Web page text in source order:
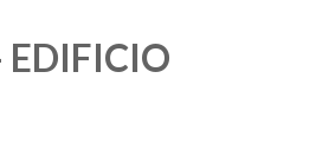
EDIFICIO